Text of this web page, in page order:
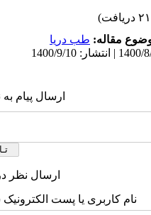
مقاله: طب دریا
ارسال پیام
ارسال نظر
نام کاربری یا پست